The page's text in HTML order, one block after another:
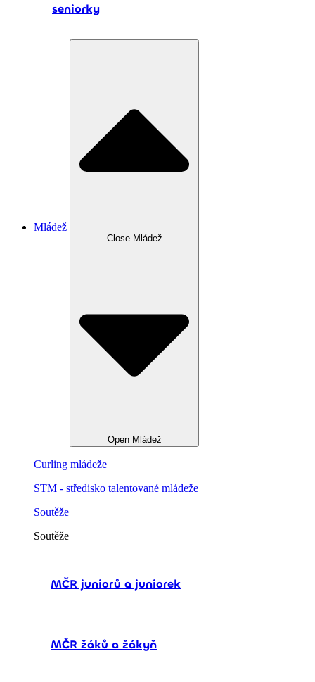
seniorky
Mládež
Close Mládež
Open Mládež
Curling mládeže
STM - středisko talentované mládeže
Soutěže
Soutěže
MČR juniorů a juniorek
MČR žáků a žákyň